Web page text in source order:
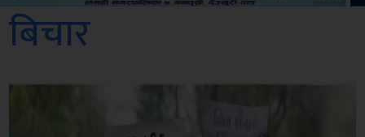
बिचार